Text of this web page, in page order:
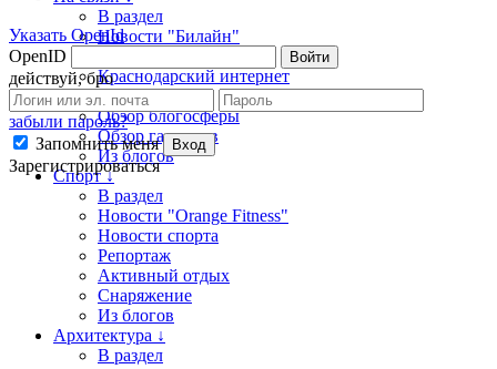
Указать OpenId
OpenID
Войти
действуй, бро
забыли пароль?
Запомнить меня
Вход
Зарегистрироваться
В раздел
Новости "Билайн"
Краснодарский интернет
Куб.com
Обзор блогосферы
Обзор гаджетов
Из блогов
Спорт ↓
В раздел
Новости "Orange Fitness"
Новости спорта
Репортаж
Активный отдых
Снаряжение
Из блогов
Архитектура ↓
В раздел